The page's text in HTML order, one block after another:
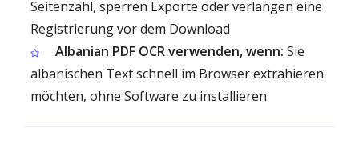
Seitenzahl, sperren Exporte oder verlangen eine
Registrierung vor dem Download
Albanian PDF OCR verwenden, wenn: Sie
albanischen Text schnell im Browser extrahieren
möchten, ohne Software zu installieren